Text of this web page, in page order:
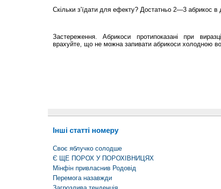
Скільки з’їдати для ефекту? Достатньо 2—3 абрикос в
Застереження. Абрикоси протипоказані при
врахуйте, що не можна запивати абрикоси холодною
Інші статті номеру
Cвоє яблучко солодше
Є ЩЕ ПОРОХ У ПОРОХІВНИЦЯХ
Мінфін привласнив Родовід
Перемога назавжди